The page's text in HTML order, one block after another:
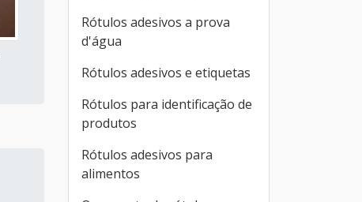
Rótulos adesivos a prova
d'água
Rótulos adesivos e etiquetas
Rótulos para identificação de
produtos
Rótulos adesivos para
alimentos